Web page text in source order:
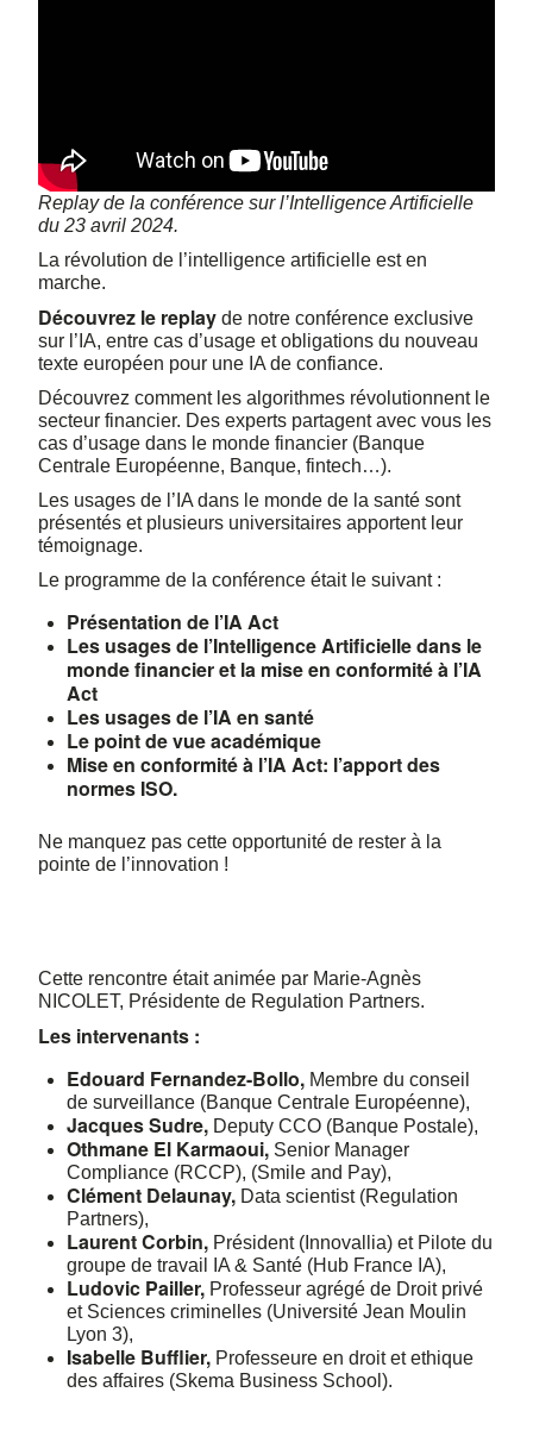
Replay de la conférence sur l’Intelligence Artificielle
du 23 avril 2024.
La révolution de l’intelligence artificielle est en
marche.
Découvrez le replay de notre conférence exclusive
sur l’IA, entre cas d’usage et obligations du nouveau
texte européen pour une IA de confiance.
Découvrez comment les algorithmes révolutionnent le
secteur financier. Des experts partagent avec vous les
cas d’usage dans le monde financier (Banque
Centrale Européenne, Banque, fintech…).
Les usages de l’IA dans le monde de la santé sont
présentés et plusieurs universitaires apportent leur
témoignage.
Le programme de la conférence était le suivant :
Présentation de l’IA Act
Les usages de l’Intelligence Artificielle dans le
monde financier et la mise en conformité à l’IA
Act
Les usages de l’IA en santé
Le point de vue académique
Mise en conformité à l’IA Act: l’apport des
normes ISO.
Ne manquez pas cette opportunité de rester à la
pointe de l’innovation !
Cette rencontre était animée par Marie-Agnès
NICOLET, Présidente de Regulation Partners.
Les intervenants :
Edouard Fernandez-Bollo, Membre du conseil
de surveillance (Banque Centrale Européenne),
Jacques Sudre, Deputy CCO (Banque Postale),
Othmane El Karmaoui, Senior Manager
Compliance (RCCP), (Smile and Pay),
Clément Delaunay, Data scientist (Regulation
Partners),
Laurent Corbin,Président (Innovallia) et Pilote du
groupe de travail IA & Santé (Hub France IA),
Ludovic Pailler, Professeur agrégé de Droit privé
et Sciences criminelles (Université Jean Moulin
Lyon 3),
Isabelle Bufflier, Professeure en droit et ethique
des affaires (Skema Business School).